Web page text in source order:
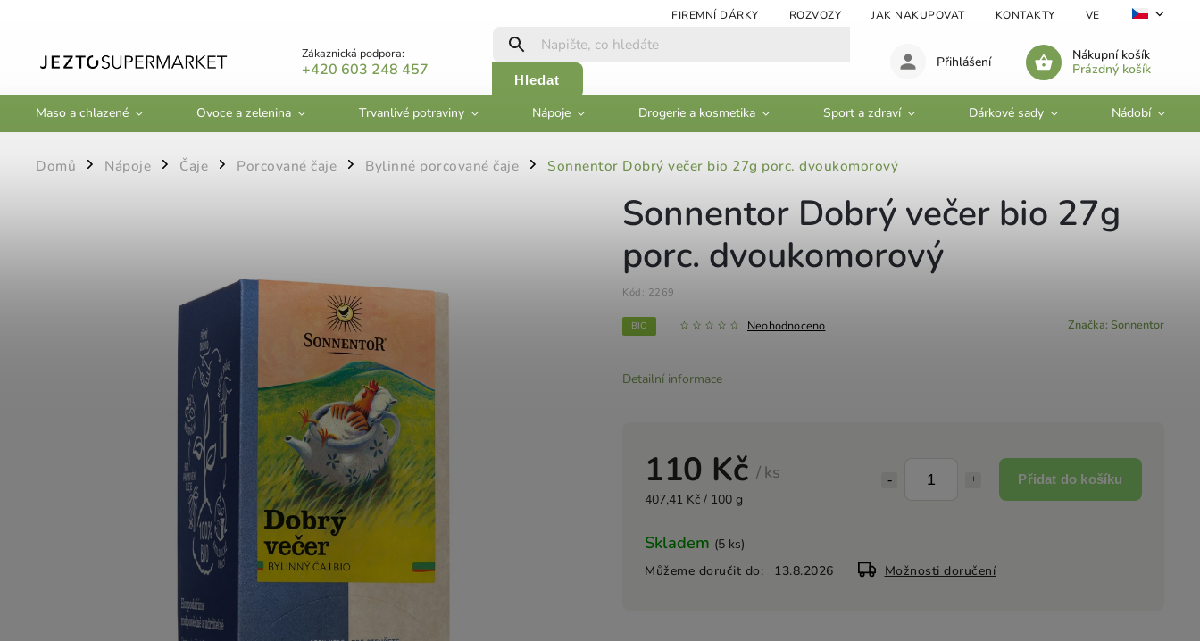
FIREMNÍ DÁRKY ROZVOZY JAK NAKUPOVAT KONTAKTY VELKOOBCHOD
Zákaznická podpora:
+420 603 248 457
Hledat
Nákupní košík
Prázdný košík
Přihlášení
Maso a chlazené Ovoce a zelenina Trvanlivé potraviny Nápoje Drogerie a kosmetika Sport a zdraví Dárkové sady Nádobí
Domů / Nápoje / Čaje / Porcované čaje / Bylinné porcované čaje / Sonnentor Dobrý večer bio 27g porc. dvoukomorový
110 Kč / ks
407,41 Kč / 100 g
Přidat do košíku
Skladem (5 ks)
Můžeme doručit do:
13.8.2026 Možnosti doručení
Sonnentor Dobrý večer bio 27g
porc. dvoukomorový
Kód: 2269
BIO Neohodnoceno Značka: Sonnentor
Detailní informace